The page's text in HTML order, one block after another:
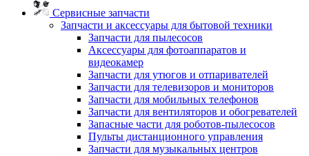
Сервисные запчасти
Запчасти и аксессуары для бытовой техники
Запчасти для пылесосов
Аксессуары для фотоаппаратов и
видеокамер
Запчасти для утюгов и отпаривателей
Запчасти для телевизоров и мониторов
Запчасти для мобильных телефонов
Запчасти для вентиляторов и обогревателей
Запасные части для роботов-пылесосов
Пульты дистанционного управления
Запчасти для музыкальных центров